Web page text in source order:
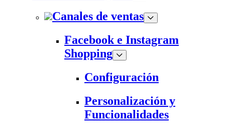
Canales de ventas
Facebook e Instagram
Shopping
Configuración
Personalización y
Funcionalidades